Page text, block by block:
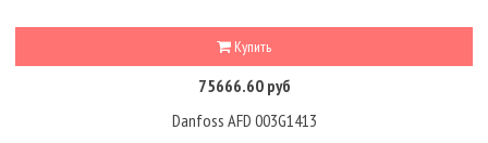
Купить
75666.60 руб
Danfoss AFD 003G1413